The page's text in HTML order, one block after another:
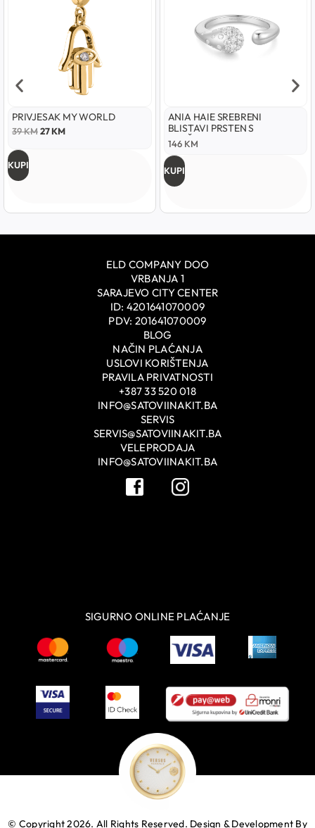
PRIVJESAK MY WORLD
39KM27KM
KUPI
ANIA HAIE SREBRENI
BLISTAVI PRSTEN S
UKRŠTENIM PODESIVIM
UZORKOM
146 KM
KUPI
ELD COMPANY DOO
VRBANJA 1
SARAJEVO CITY CENTER
ID: 4201641070009
PDV: 201641070009
BLOG
NAČIN PLAĆANJA
USLOVI KORIŠTENJA
PRAVILA PRIVATNOSTI
+387 33 520 018
INFO@SATOVIINAKIT.BA
SERVIS
SERVIS@SATOVIINAKIT.BA
VELEPRODAJA
INFO@SATOVIINAKIT.BA
SIGURNO ONLINE PLAĆANJE
© Copyright 2026. All Rights Reserved. Design & Development By